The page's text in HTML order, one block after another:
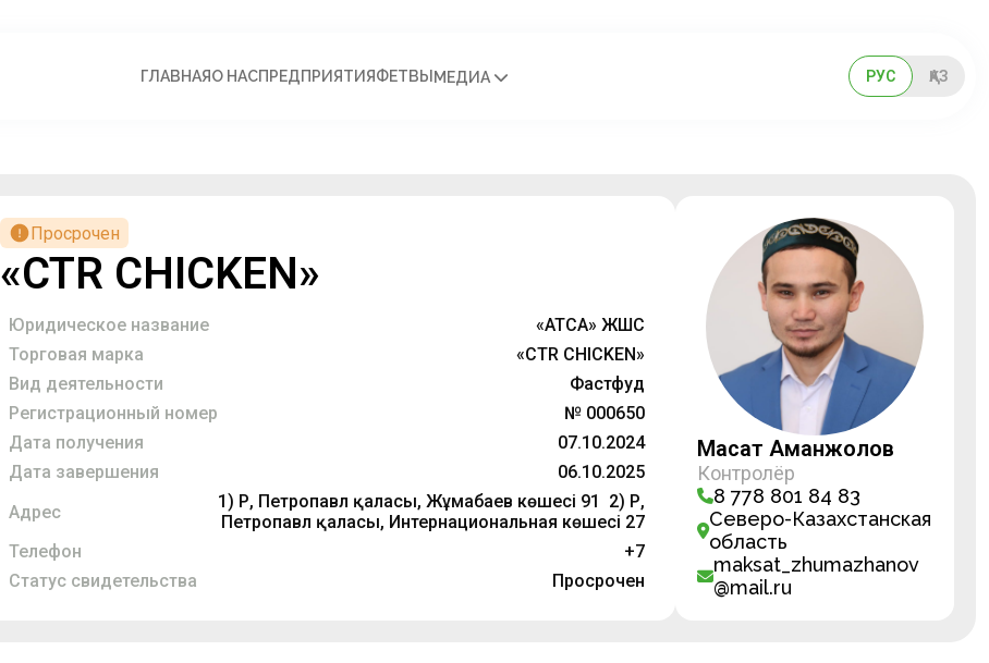
ГЛАВНАЯО НАСПРЕДПРИЯТИЯФЕТВЫ МЕДИА РУС ҚАЗ
Просрочен
«CTR CHICKEN»
Юридическое название
«АТСА» ЖШС
Торговая марка
«CTR CHICKEN»
Вид деятельности
Фастфуд
Регистрационный номер
№ 000650
Дата получения
07.10.2024
Дата завершения
06.10.2025
Адрес
1) ҚР, Петропавл қаласы, Жұмабаев көшесі 91 2) ҚР,
Петропавл қаласы, Интернациональная көшесі 27
Телефон
+7
Статус свидетельства
Просрочен
Мақсат Аманжолов
Контролёр
8 778 801 84 83
Северо-Казахстанская
область
maksat_zhumazhanov
@mail.ru